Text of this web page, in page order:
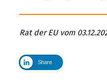
Rat der EU vom
Share